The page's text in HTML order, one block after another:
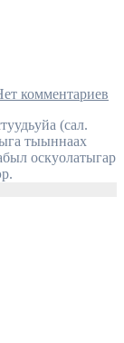
комментариев
тыыннаах
оскуолатыгар